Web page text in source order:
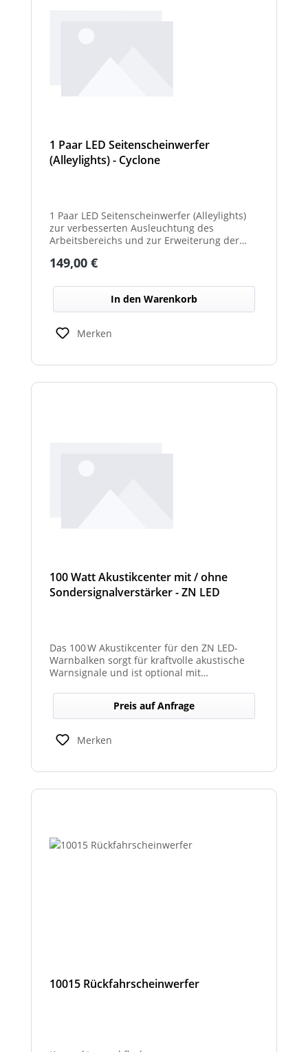
1 Paar LED Seitenscheinwerfer
(Alleylights) - Cyclone
1 Paar LED Seitenscheinwerfer (Alleylights)
zur verbesserten Ausleuchtung des
Arbeitsbereichs und zur Erweiterung der
Regulärer Preis:
149,00 €
In den Warenkorb
Merken
100 Watt Akustikcenter mit / ohne
Sondersignalverstärker - ZN LED
Das 100 W Akustikcenter für den ZN LED-
Warnbalken sorgt für kraftvolle akustische
Warnsignale und ist optional mit
erhältlich.
Preis auf Anfrage
Merken
10015 Rückfahrscheinwerfer